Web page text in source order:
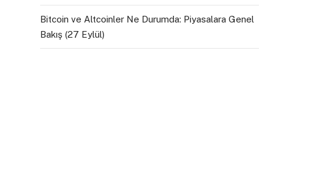
Bitcoin ve Altcoinler Ne Durumda: Piyasalara Genel
Bakış (27 Eylül)